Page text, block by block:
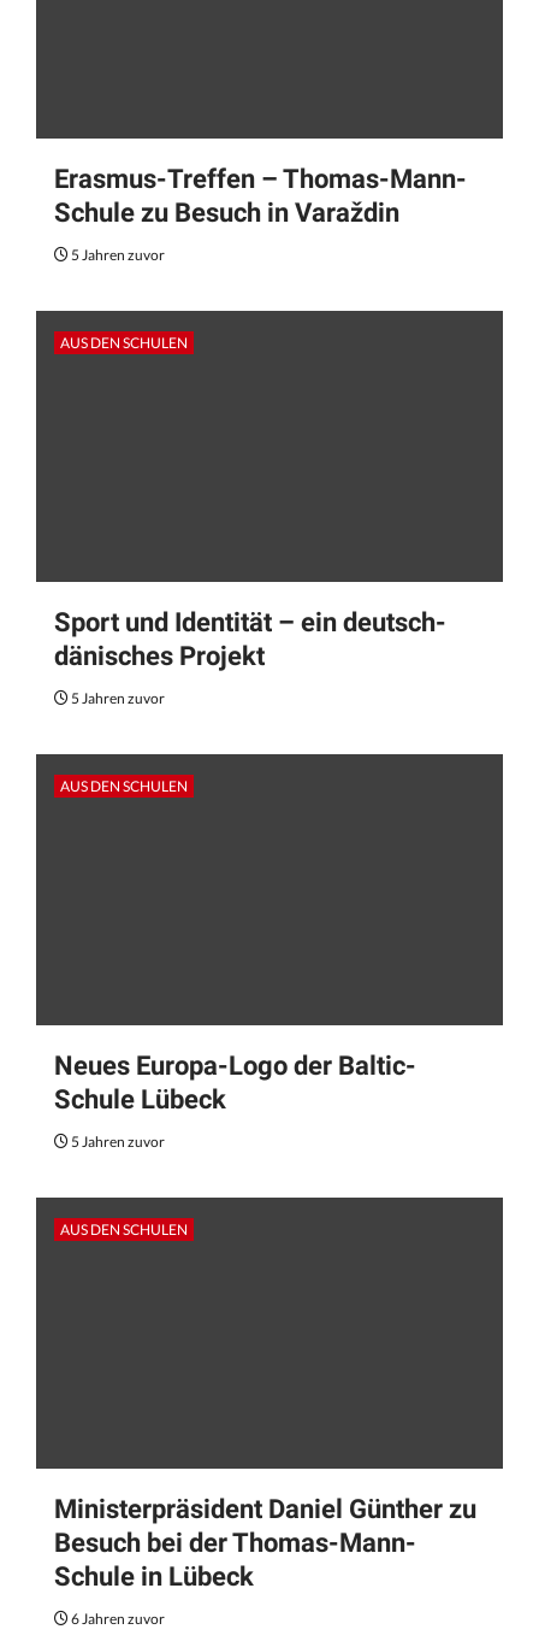
Erasmus-Treffen – Thomas-Mann-
Schule zu Besuch in Varaždin
5 Jahren zuvor
AUS DEN SCHULEN
Sport und Identität – ein deutsch-
dänisches Projekt
5 Jahren zuvor
AUS DEN SCHULEN
Neues Europa-Logo der Baltic-
Schule Lübeck
5 Jahren zuvor
AUS DEN SCHULEN
Ministerpräsident Daniel Günther zu
Besuch bei der Thomas-Mann-
Schule in Lübeck
6 Jahren zuvor